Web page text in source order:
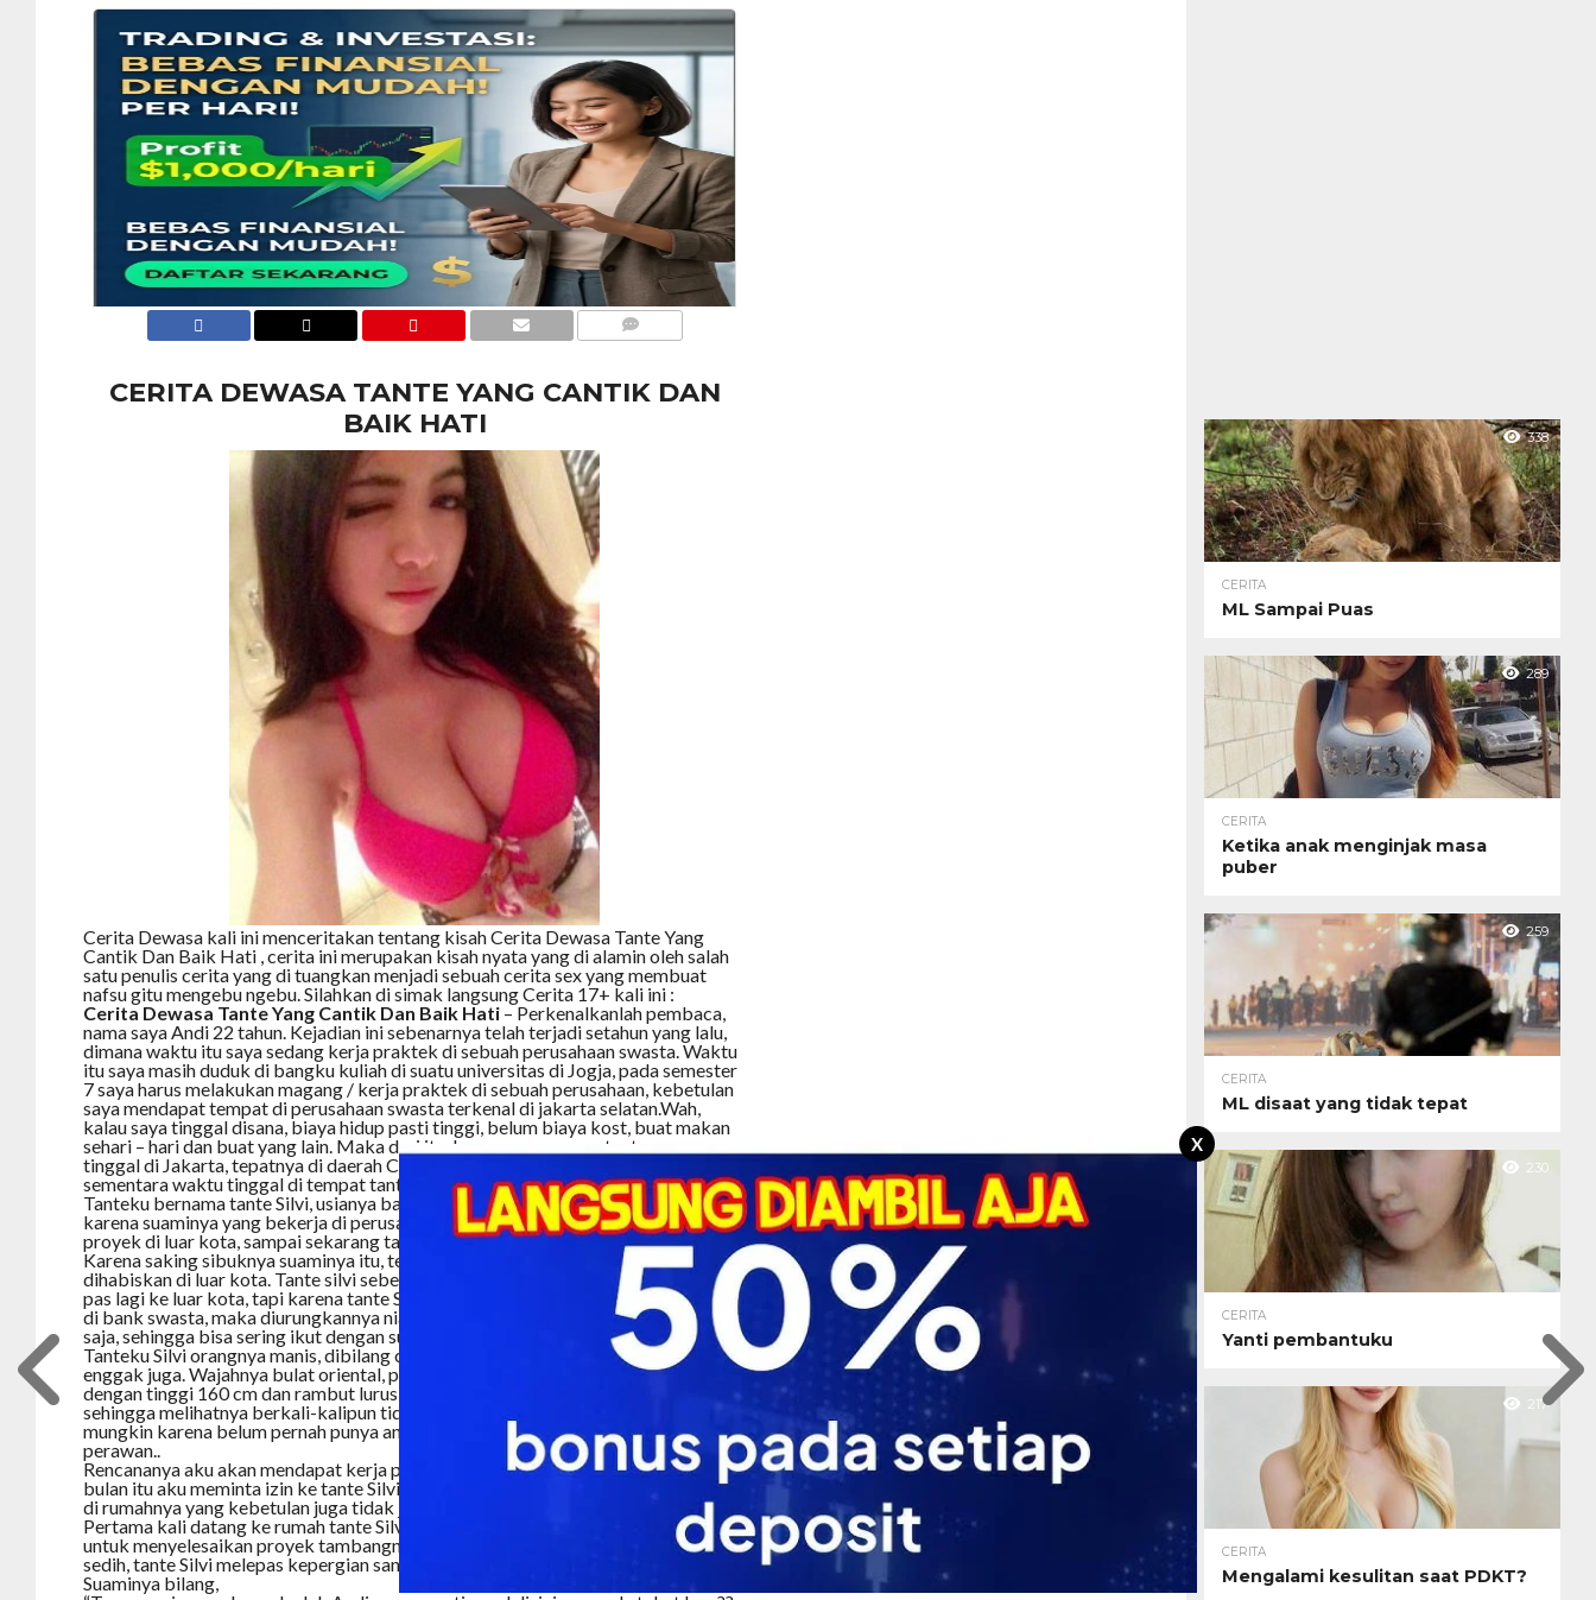
X
CERITA DEWASA TANTE YANG CANTIK DAN
BAIK HATI
Cerita Dewasa kali ini menceritakan tentang kisah Cerita Dewasa Tante Yang
Cantik Dan Baik Hati , cerita ini merupakan kisah nyata yang di alamin oleh salah
satu penulis cerita yang di tuangkan menjadi sebuah cerita sex yang membuat
nafsu gitu mengebu ngebu. Silahkan di simak langsung Cerita 17+ kali ini :
Cerita Dewasa Tante Yang Cantik Dan Baik Hati – Perkenalkanlah pembaca,
nama saya Andi 22 tahun. Kejadian ini sebenarnya telah terjadi setahun yang lalu,
dimana waktu itu saya sedang kerja praktek di sebuah perusahaan swasta. Waktu
itu saya masih duduk di bangku kuliah di suatu universitas di Jogja, pada semester
7 saya harus melakukan magang / kerja praktek di sebuah perusahaan, kebetulan
saya mendapat tempat di perusahaan swasta terkenal di jakarta selatan.Wah,
kalau saya tinggal disana, biaya hidup pasti tinggi, belum biaya kost, buat makan
sehari – hari dan buat yang lain. Maka dari itu, karena saya punya tante yang
tinggal di Jakarta, tepatnya di daerah Cilandak, maka saya memutuskan untuk
sementara waktu tinggal di tempat tanteku.
Tanteku bernama tante Silvi, usianya baru 25 tahun, belum lama menikah. Tetapi
karena suaminya yang bekerja di perusahaan pertambangan sering mendapat
proyek di luar kota, sampai sekarang tanteku ini belum mendapat momongan.
Karena saking sibuknya suaminya itu, terkadang sampai 2 minggu bahkan 1 bulan
dihabiskan di luar kota. Tante silvi sebenarnya ingin ikut bareng suaminya kalau
pas lagi ke luar kota, tapi karena tante Silvi juga seorang wanita karir yang bekerja
di bank swasta, maka diurungkannya niatnya itu untuk menjaadi ibu rumah tangga
saja, sehingga bisa sering ikut dengan suami kemanapun pergi.
Tanteku Silvi orangnya manis, dibilang cantik enggak juga tetapi dibilang jelek ya
enggak juga. Wajahnya bulat oriental, punya lesung pipi dan mata yang indah
dengan tinggi 160 cm dan rambut lurus seperti bintang iklan shampoo saja,
sehingga melihatnya berkali-kalipun tidak bakal bosan. Bodinya itu yang aduhai,
mungkin karena belum pernah punya anak ya.. jadi kelihatannya masih bodi
perawan..
Rencananya aku akan mendapat kerja praktek selama 2 bulan, maka dalam 2
bulan itu aku meminta izin ke tante Silvi untuk sementara waktu bisa menumpang
di rumahnya yang kebetulan juga tidak jauh dari lokasi tempat kerja praktekku.
Pertama kali datang ke rumah tante Silvi, suaminya akan pergi ke kalimantan
untuk menyelesaikan proyek tambangnya selama 2 bulan, dengan wajah yang
sedih, tante Silvi melepas kepergian sang suami untuk sementara waktu.
Suaminya bilang,
338
CERITA
ML Sampai Puas
289
CERITA
Ketika anak menginjak masa
puber
259
CERITA
ML disaat yang tidak tepat
230
CERITA
Yanti pembantuku
217
CERITA
Mengalami kesulitan saat PDKT?